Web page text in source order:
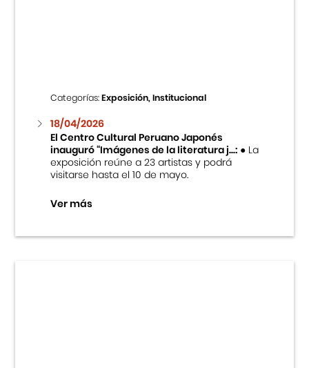
Fondo Editorial
Teatro Peruano Japonés
Categorías:Exposición, Institucional
18/04/2026
El Centro Cultural Peruano Japonés
inauguró “Imágenes de la literatura j...:● La
exposición reúne a 23 artistas y podrá
visitarse hasta el 10 de mayo.
Ver más